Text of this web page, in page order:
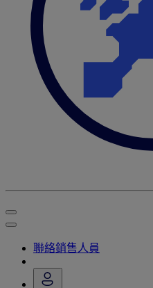
聯絡銷售人員